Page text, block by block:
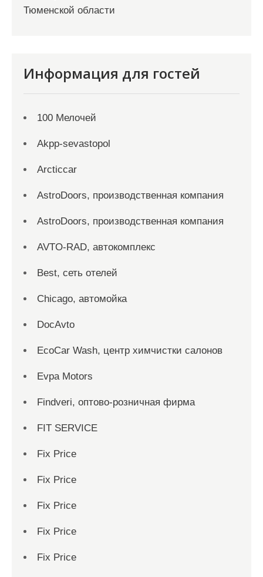
Тюменской области
Информация для гостей
100 Мелочей
Akpp-sevastopol
Arcticcar
AstroDoors, производственная компания
AstroDoors, производственная компания
AVTO-RAD, автокомплекс
Best, сеть отелей
Chicago, автомойка
DocAvto
EcoCar Wash, центр химчистки салонов
Evpa Motors
Findveri, оптово-розничная фирма
FIT SERVICE
Fix Price
Fix Price
Fix Price
Fix Price
Fix Price